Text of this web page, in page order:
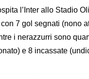
l’Inter allo Stadio
7 gol segnati (nono
i nerazzurri sono
e 8 incassate